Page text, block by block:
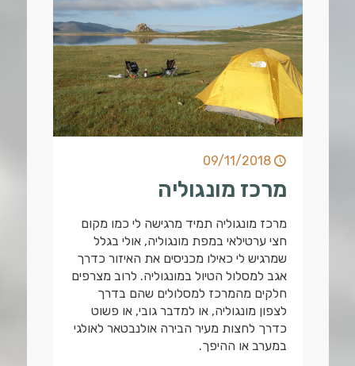
09/11/2018
מרכז מונגוליה
מרכז מונגוליה תמיד מרגישה לי כמו מקום
חצי ערטילאי במפת מונגוליה, אולי בגלל
שמרגיש לי כאילו מכניסים את האיזור כדרך
אגב למסלול הטיול במונגוליה. לרוב מצרפים
חלקים מהמרכז למסלולים שהם בדרך
לצפון מונגוליה, או למדבר גובי, או פשוט
כדרך לחצות מעיר הבירה אולנבטאר לאולגי
במערב או ההיפך.